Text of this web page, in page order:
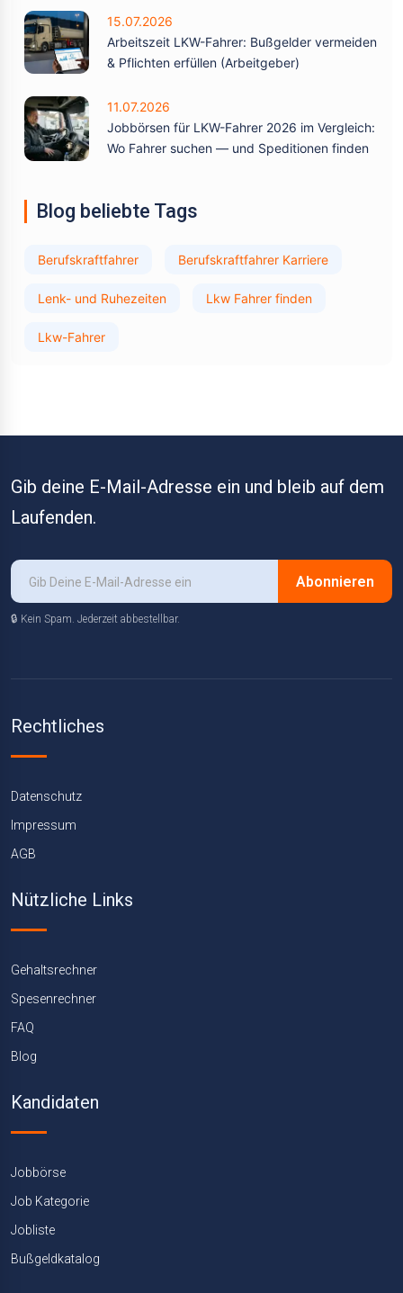
15.07.2026
Arbeitszeit LKW-Fahrer: Bußgelder vermeiden
& Pflichten erfüllen (Arbeitgeber)
11.07.2026
Jobbörsen für LKW-Fahrer 2026 im Vergleich:
Wo Fahrer suchen — und Speditionen finden
Blog beliebte Tags
Berufskraftfahrer Berufskraftfahrer Karriere
Lenk- und Ruhezeiten Lkw Fahrer finden
Lkw-Fahrer
Gib deine E-Mail-Adresse ein und bleib auf dem
Laufenden.
Abonnieren
🔒 Kein Spam. Jederzeit abbestellbar.
Rechtliches
Datenschutz
Impressum
AGB
Nützliche Links
Gehaltsrechner
Spesenrechner
FAQ
Blog
Kandidaten
Jobbörse
Job Kategorie
Jobliste
Bußgeldkatalog